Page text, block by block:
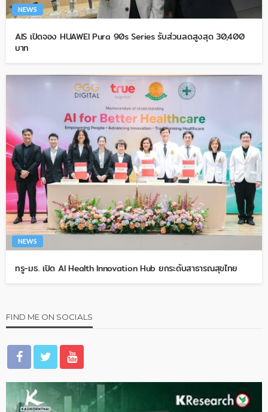
NEWS
AIS เปิดจอง HUAWEI Pura 90s Series รับส่วนลดสูงสุด 30,400
บาท
NEWS
ทรู-มธ. เปิด AI Health Innovation Hub ยกระดับสาธารณสุขไทย
FIND ME ON SOCIALS